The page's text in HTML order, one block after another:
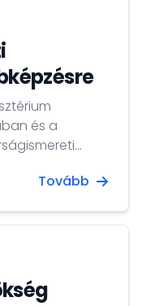
és a
és szakmai
Tovább